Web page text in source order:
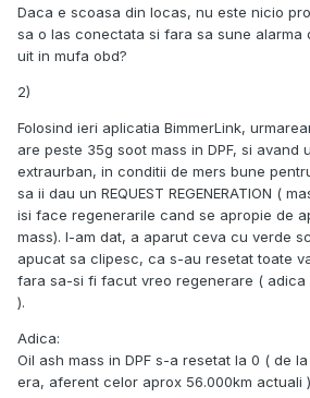
Daca e scoasa din locas, nu este nicio
sa o las conectata si fara sa sune alarma
uit in mufa obd?
2)
Folosind ieri aplicatia BimmerLink,
are peste 35g soot mass in DPF, si avand
extraurban, in conditii de mers bune
sa ii dau un REQUEST REGENERATION (
isi face regenerarile cand se apropie de
mass). I-am dat, a aparut ceva cu verde
apucat sa clipesc, ca s-au resetat toate
fara sa-si fi facut vreo regenerare ( adica
).
Adica:
Oil ash mass in DPF s-a resetat la 0 ( de
era, aferent celor aprox 56.000km actuali )